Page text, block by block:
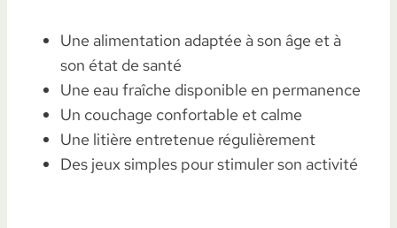
Une alimentation adaptée à son âge et à
son état de santé
Une eau fraîche disponible en permanence
Un couchage confortable et calme
Une litière entretenue régulièrement
Des jeux simples pour stimuler son activité